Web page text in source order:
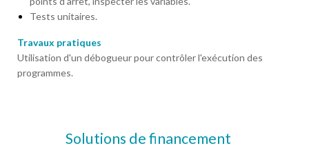
Tests unitaires.
Travaux pratiques
Utilisation d'un débogueur pour contrôler l'exécution des
programmes.
Solutions de financement